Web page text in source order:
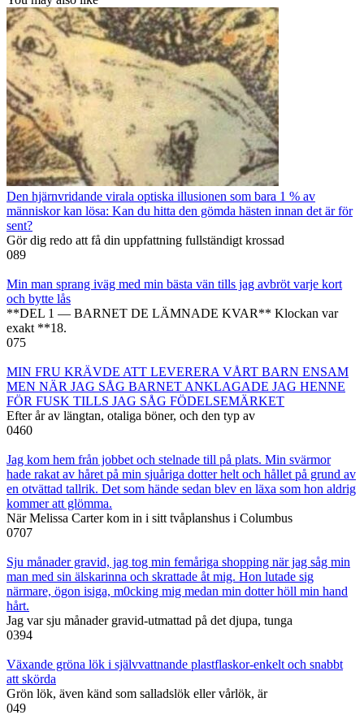
Den hjärnvridande virala optiska illusionen som bara 1 % av
människor kan lösa: Kan du hitta den gömda hästen innan det är för
sent?
Gör dig redo att få din uppfattning fullständigt krossad
089
Min man sprang iväg med min bästa vän tills jag avbröt varje kort
och bytte lås
**DEL 1 — BARNET DE LÄMNADE KVAR** Klockan var
exakt **18.
075
MIN FRU KRÄVDE ATT LEVERERA VÅRT BARN ENSAM
MEN NÄR JAG SÅG BARNET ANKLAGADE JAG HENNE
FÖR FUSK TILLS JAG SÅG FÖDELSEMÄRKET
Efter år av längtan, otaliga böner, och den typ av
0460
Jag kom hem från jobbet och stelnade till på plats. Min svärmor
hade rakat av håret på min sjuåriga dotter helt och hållet på grund av
en otvättad tallrik. Det som hände sedan blev en läxa som hon aldrig
kommer att glömma.
När Melissa Carter kom in i sitt tvåplanshus i Columbus
0707
Sju månader gravid, jag tog min femåriga shopping när jag såg min
man med sin älskarinna och skrattade åt mig. Hon lutade sig
närmare, ögon isiga, m0cking mig medan min dotter höll min hand
hårt.
Jag var sju månader gravid-utmattad på det djupa, tunga
0394
Växande gröna lök i självvattnande plastflaskor-enkelt och snabbt
att skörda
Grön lök, även känd som salladslök eller vårlök, är
049